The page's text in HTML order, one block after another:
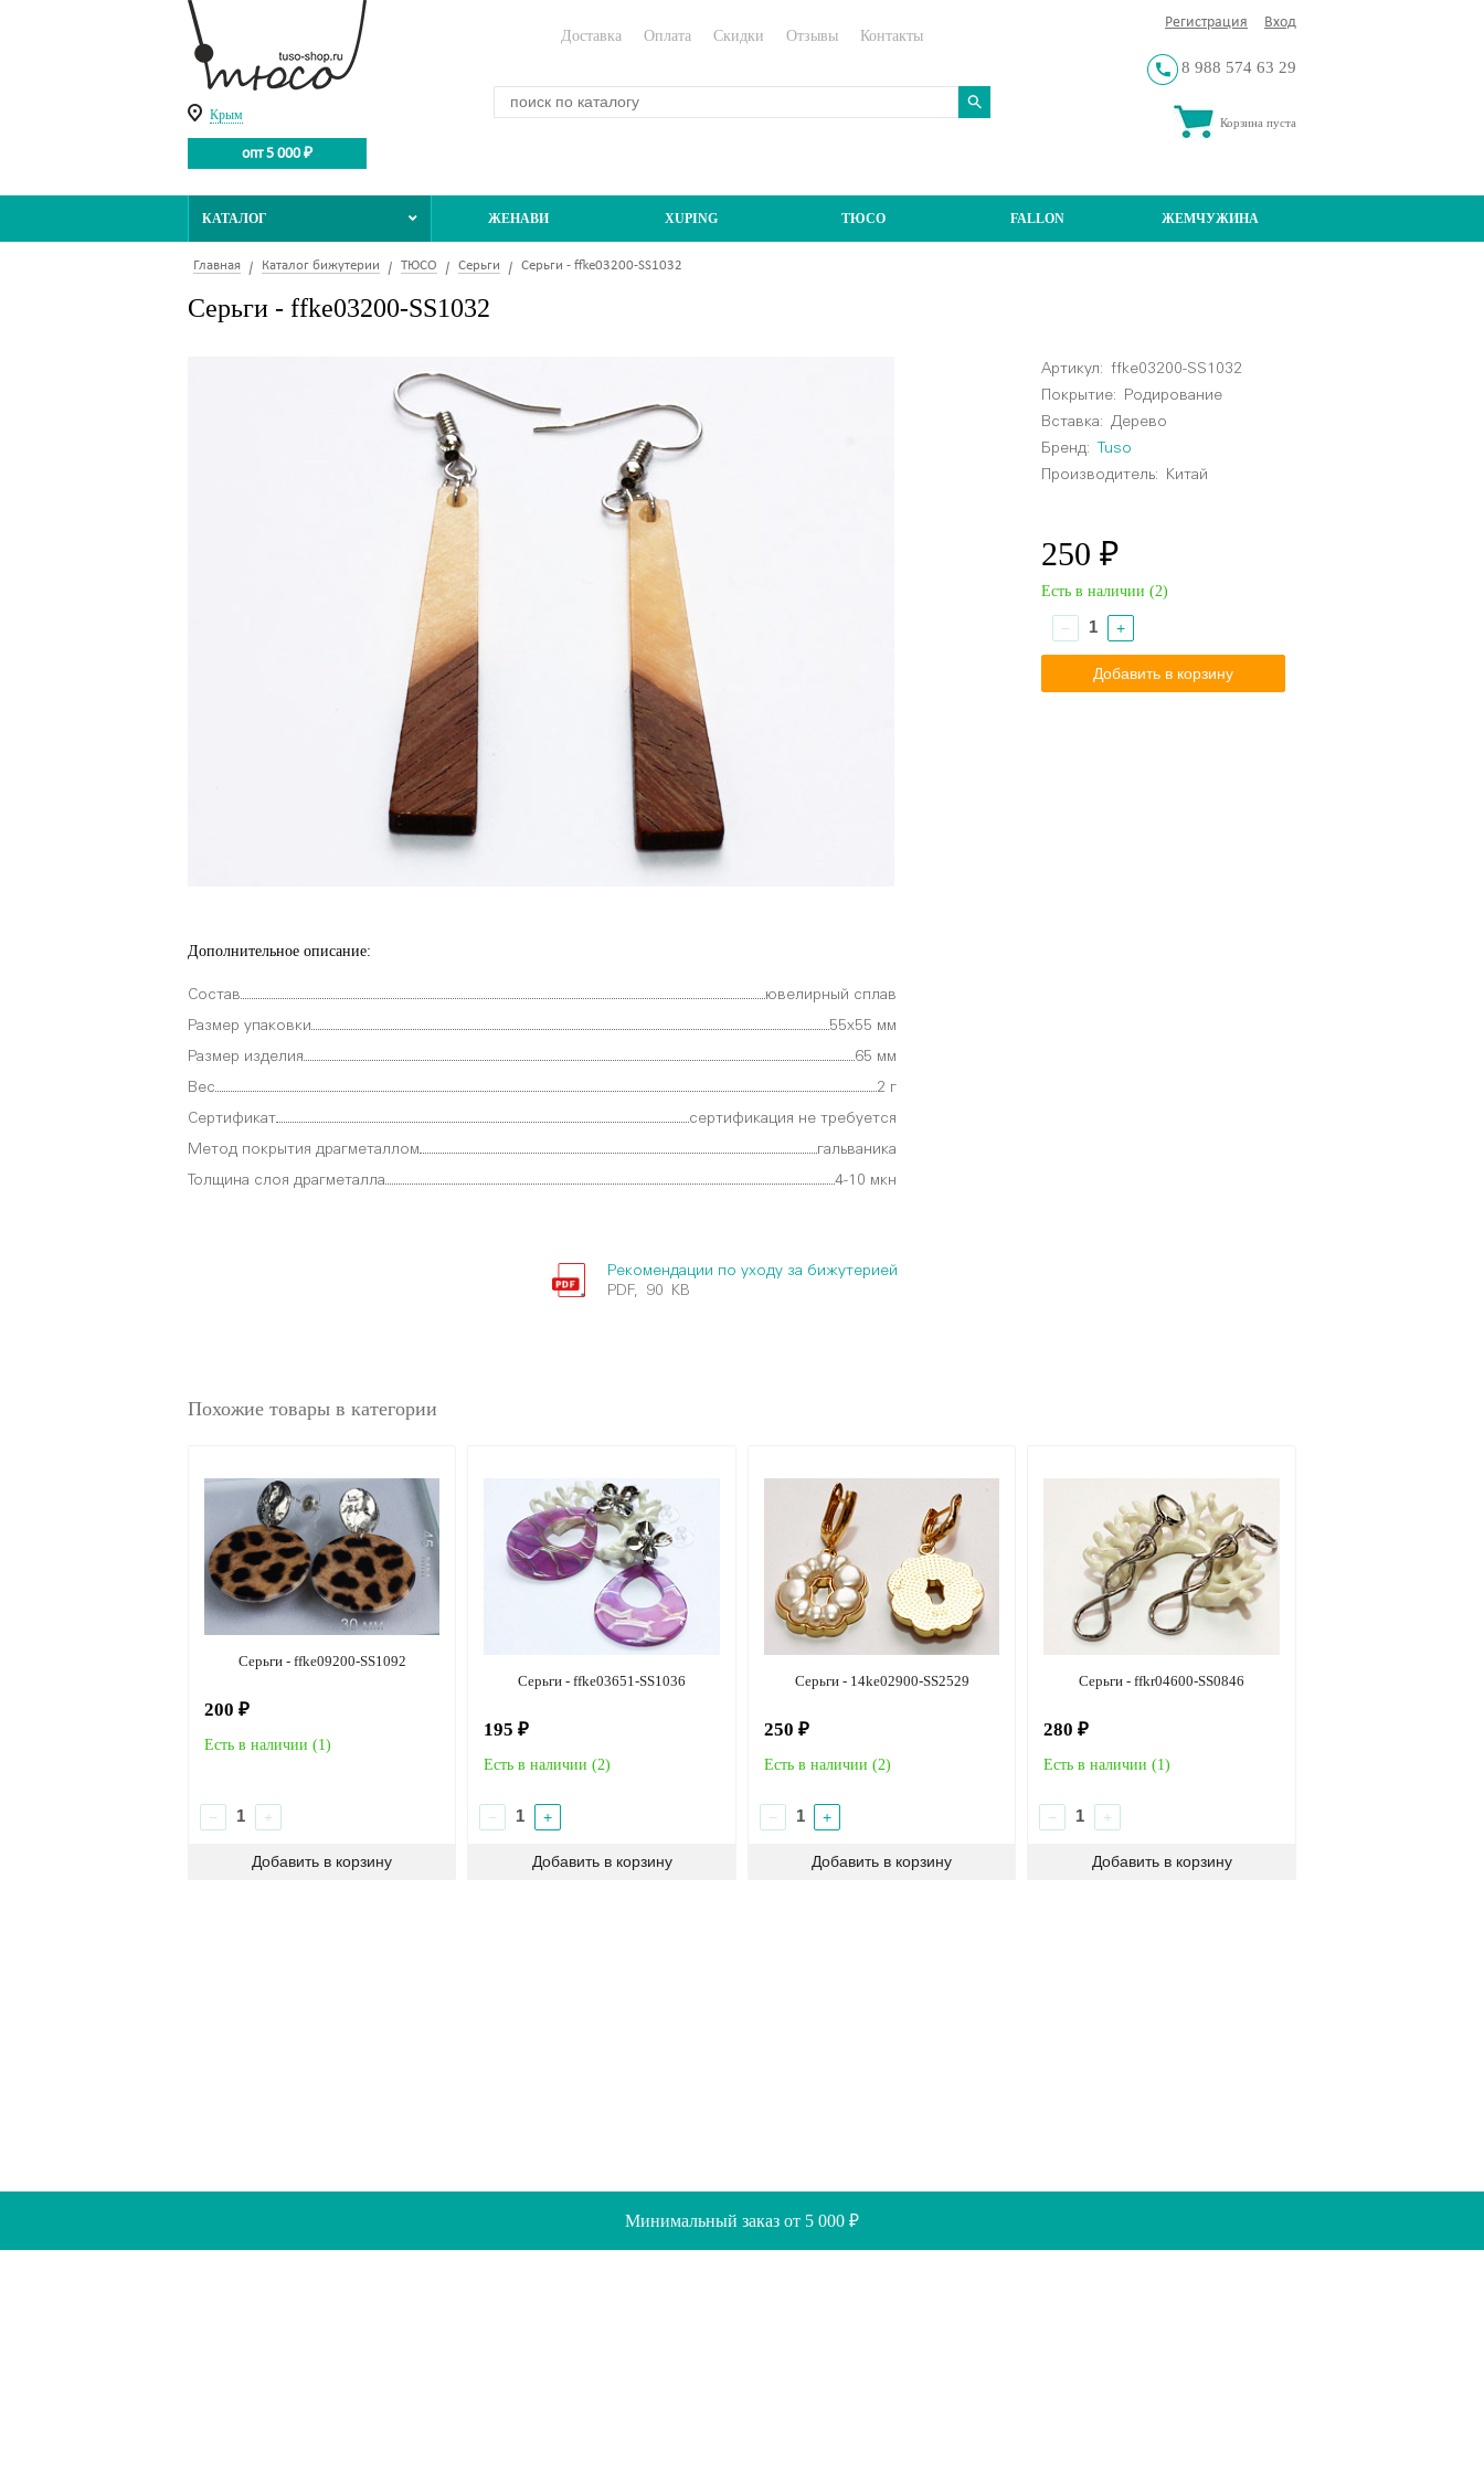
Крым
опт 5 000 ₽
Регистрация Вход
8 988 574 63 29
Корзина пуста
Минимальный заказ от 5 000 ₽
Доставка Оплата Скидки Отзывы Контакты
КАТАЛОГ ЖЕНАВИ XUPING ТЮСО FALLON ЖЕМЧУЖИНА
Главная Каталог бижутерии ТЮСО Серьги Серьги - ffke03200-SS1032
Серьги - ffke03200-SS1032
Артикул:
ffke03200-SS1032
Покрытие: Родирование
Вставка: Дерево
Бренд:
Tuso
Производитель: Китай
250 ₽
Есть в наличии (2)
− +
Дополнительное описание:
Состав ювелирный сплав
Размер упаковки 55х55 мм
Размер изделия 65 мм
Вес 2 г
Сертификат сертификация не требуется
Метод покрытия драгметаллом гальваника
Толщина слоя драгметалла 4-10 мкн
Рекомендации по уходу за бижутерией
PDF, 90 KB
Похожие товары в категории
Серьги - ffke09200-SS1092
200 ₽
Есть в наличии (1)
− +
Серьги - ffke03651-SS1036
195 ₽
Есть в наличии (2)
− +
Серьги - 14ke02900-SS2529
250 ₽
Есть в наличии (2)
− +
Серьги - ffkr04600-SS0846
280 ₽
Есть в наличии (1)
− +